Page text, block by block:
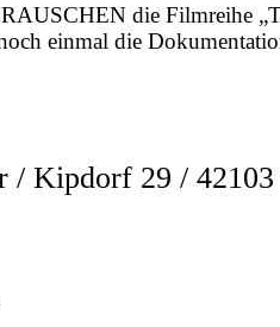
die
einmal die
Kipdorf 29 / 42103